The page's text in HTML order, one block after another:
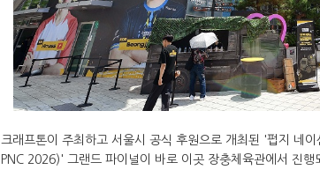
크래프톤이 주최하고 서울시 공식 후원으로 개최된 '펍지 네
PNC 2026)' 그랜드 파이널이 바로 이곳 장충체육관에서 진